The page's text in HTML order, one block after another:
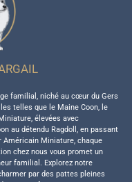
familial, niché au cœur du Gers
telles que le Maine Coon, le
élevées avec
au détendu Ragdoll, en passant
Américain Miniature, chaque
chez nous vous promet un
familial. Explorez notre
par des pattes pleines